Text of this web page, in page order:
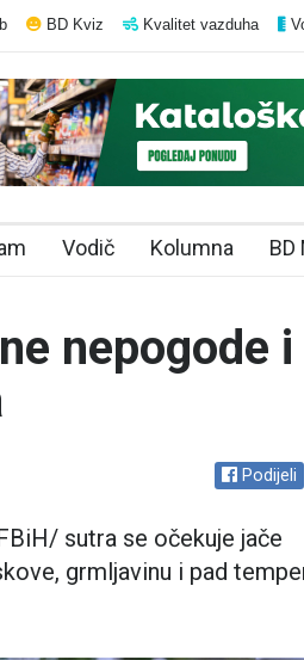
BD Kviz Kvalitet vazduha
Vodič Kolumna BD
nepogode i
Podijeli
sutra se očekuje jače
grmljavinu i pad